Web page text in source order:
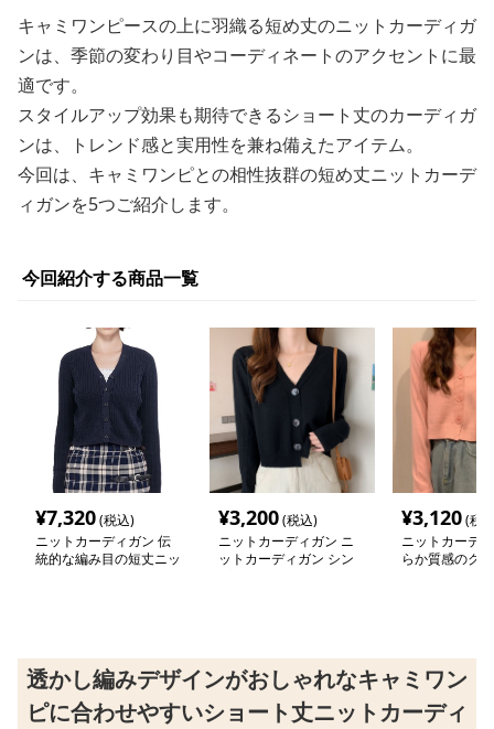
キャミワンピースの上に羽織る短め丈のニットカーディガ
ンは、季節の変わり目やコーディネートのアクセントに最
適です。
スタイルアップ効果も期待できるショート丈のカーディガ
ンは、トレンド感と実用性を兼ね備えたアイテム。
今回は、キャミワンピとの相性抜群の短め丈ニットカーデ
ィガンを5つご紹介します。
今回紹介する商品一覧
¥7,320(税込)
ニットカーディガン 伝
統的な編み目の短丈ニッ
¥3,200(税込)
ニットカーディガン ニ
ットカーディガン シン
¥3,120(税
ニットカーデ
らか質感のク
透かし編みデザインがおしゃれなキャミワン
ピに合わせやすいショート丈ニットカーディ